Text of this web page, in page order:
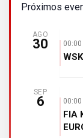
Próximos
AGO
30 00:00
SEP
6 00:00
FIA